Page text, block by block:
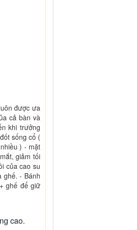
được ưa
cả bàn và
khi trưởng
sống cổ (
) - mặt
giảm tối
của cao su
ghế. - Bánh
ghế để giữ
cao.